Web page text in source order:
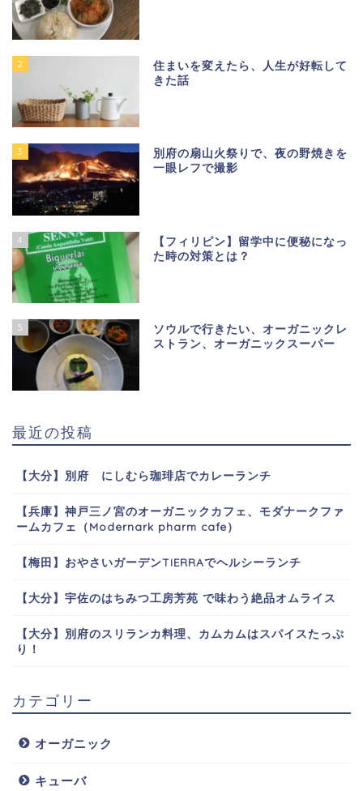
2
住まいを変えたら、人生が好転して
きた話
3
別府の扇山火祭りで、夜の野焼きを
一眼レフで撮影
4
【フィリピン】留学中に便秘になっ
た時の対策とは？
5
ソウルで行きたい、オーガニックレ
ストラン、オーガニックスーパー
最近の投稿
【大分】別府 にしむら珈琲店でカレーランチ
【兵庫】神戸三ノ宮のオーガニックカフェ、モダナークファ
ームカフェ（Modernark pharm cafe）
【梅田】おやさいガーデンTIERRAでヘルシーランチ
【大分】宇佐のはちみつ工房芳苑 で味わう絶品オムライス
【大分】別府のスリランカ料理、カムカムはスパイスたっぷ
り！
カテゴリー
オーガニック
キューバ